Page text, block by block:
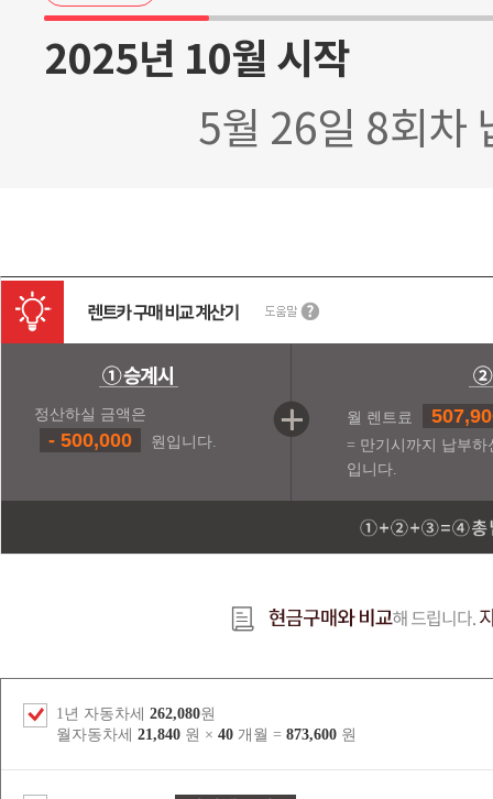
2025년 10월 시작
5월 26일 8회
정산하실 금액은
- 500,000 원입니다.
월 렌트료
= 만기시까지 납부
입니다.
1년 자동차세 262,080원
월자동차세 21,840 원 × 40 개월 = 873,600 원